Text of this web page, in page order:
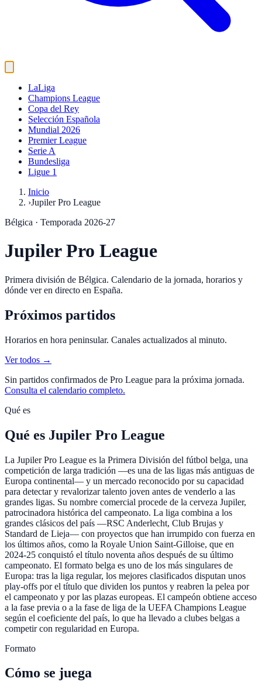
LaLiga
Champions League
Copa del Rey
Selección Española
Mundial 2026
Premier League
Serie A
Bundesliga
Ligue 1
Inicio
›Jupiler Pro League
Bélgica · Temporada 2026-27
Jupiler Pro League
Primera división de Bélgica. Calendario de la jornada, horarios y
dónde ver en directo en España.
Próximos partidos
Horarios en hora peninsular. Canales actualizados al minuto.
Ver todos →
Sin partidos confirmados de Pro League para la próxima jornada.
Consulta el calendario completo.
Qué es
Qué es Jupiler Pro League
La Jupiler Pro League es la Primera División del fútbol belga, una
competición de larga tradición —es una de las ligas más antiguas de
Europa continental— y un mercado reconocido por su capacidad
para detectar y revalorizar talento joven antes de venderlo a las
grandes ligas. Su nombre comercial procede de la cerveza Jupiler,
patrocinadora histórica del campeonato. La liga combina a los
grandes clásicos del país —RSC Anderlecht, Club Brujas y
Standard de Lieja— con proyectos que han irrumpido con fuerza en
los últimos años, como la Royale Union Saint-Gilloise, que en
2024-25 conquistó el título noventa años después de su último
campeonato. El formato belga es uno de los más singulares de
Europa: tras la liga regular, los mejores clasificados disputan unos
play-offs por el título que dividen los puntos y reabren la pelea por
el campeonato y por las plazas europeas. El campeón obtiene acceso
a la fase previa o a la fase de liga de la UEFA Champions League
según el coeficiente del país, lo que ha llevado a clubes belgas a
competir con regularidad en Europa.
Formato
Cómo se juega